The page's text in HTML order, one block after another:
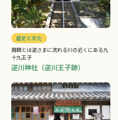
歴史と文化
周囲とは逆さまに流れる川の近くにある九
十九王子
逆川神社（逆川王子跡）